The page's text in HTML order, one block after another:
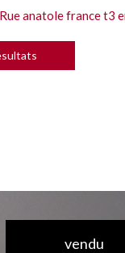
Rue anatole france t3
vendu